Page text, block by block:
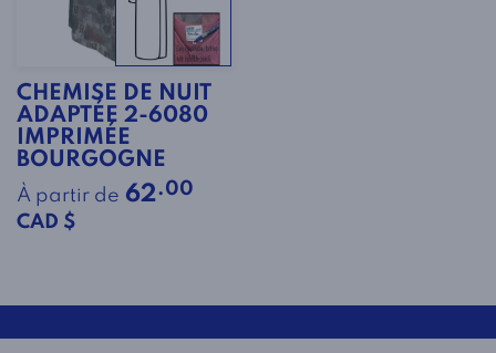
CHEMISE DE NUIT
ADAPTÉE 2-6080
IMPRIMÉE
BOURGOGNE
À partir de 62.00
CAD $